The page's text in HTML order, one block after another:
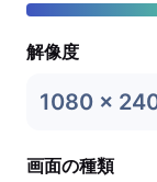
解像度
1080 x
画面の種類